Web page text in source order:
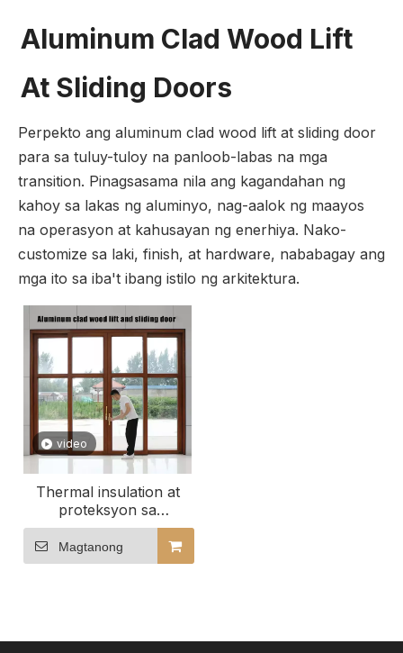
Aluminum Clad Wood Lift
At Sliding Doors
Perpekto ang aluminum clad wood lift at sliding door
para sa tuluy-tuloy na panloob-labas na mga
transition. Pinagsasama nila ang kagandahan ng
kahoy sa lakas ng aluminyo, nag-aalok ng maayos
na operasyon at kahusayan ng enerhiya. Nako-
customize sa laki, finish, at hardware, nababagay ang
mga ito sa iba't ibang istilo ng arkitektura.
video
Thermal insulation at
proteksyon sa
kapaligiran Aluminum
clad wood sliding glass
door
Magtanong